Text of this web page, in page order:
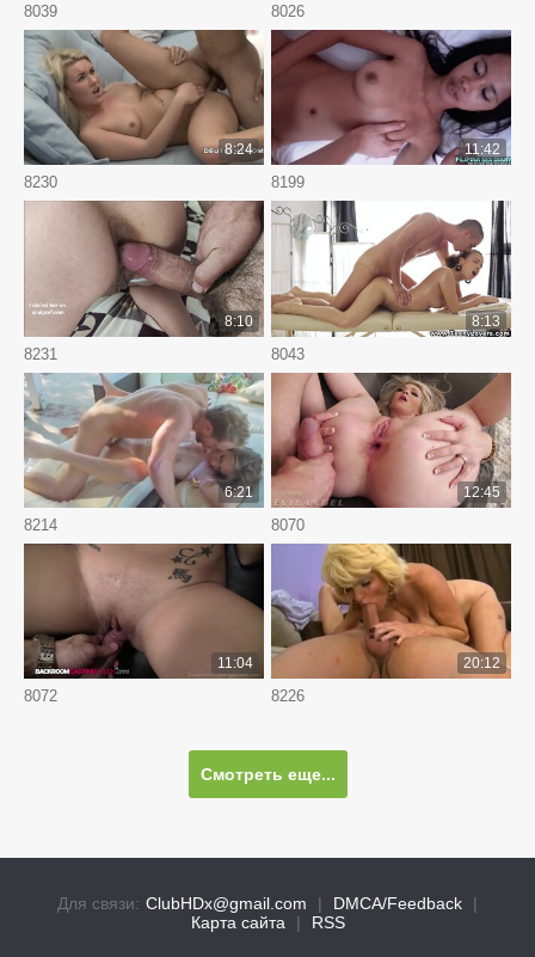
8039 8026
8230
8:24
8199
11:42
8231
8:10
8043
8:13
8214
6:21
8070
12:45
8072
11:04
8226
20:12
Смотреть еще...
Для связи: ClubHDx@gmail.com | DMCA/Feedback
|
Карта сайта
| RSS